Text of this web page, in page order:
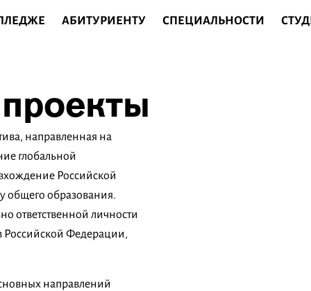
АБИТУРИЕНТУ СПЕЦИАЛЬНОСТИ
направленная на
глобальной
Российской
общего образования.
ответственной личности
Российской Федерации,
направлений